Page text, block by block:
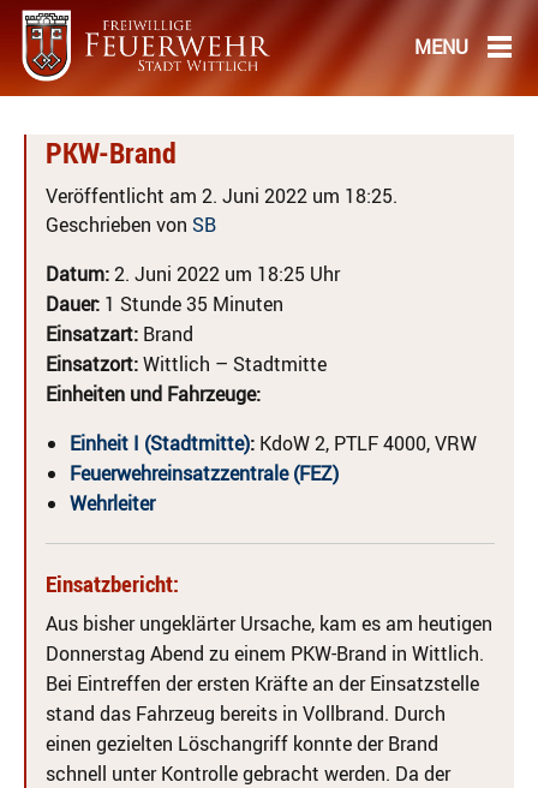
PKW-Brand
Veröffentlicht am 2. Juni 2022 um 18:25.
Geschrieben von SB
Datum:2. Juni 2022 um 18:25 Uhr
Dauer: 1 Stunde 35 Minuten
Einsatzart: Brand
Einsatzort:Wittlich – Stadtmitte
Einheiten und Fahrzeuge:
Einheit I (Stadtmitte): KdoW 2, PTLF 4000, VRW
Feuerwehreinsatzzentrale (FEZ)
Wehrleiter
Einsatzbericht:
Aus bisher ungeklärter Ursache, kam es am heutigen
Donnerstag Abend zu einem PKW-Brand in Wittlich.
Bei Eintreffen der ersten Kräfte an der Einsatzstelle
stand das Fahrzeug bereits in Vollbrand. Durch
einen gezielten Löschangriff konnte der Brand
schnell unter Kontrolle gebracht werden. Da der